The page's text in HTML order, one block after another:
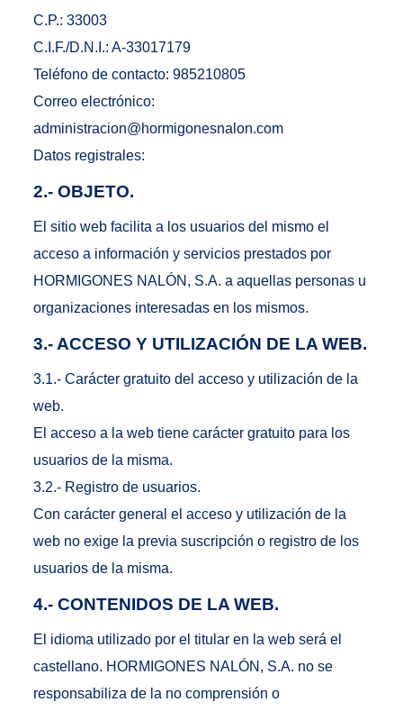
C.P.: 33003
C.I.F./D.N.I.: A-33017179
Teléfono de contacto: 985210805
Correo electrónico:
administracion@hormigonesnalon.com
Datos registrales:
2.- OBJETO.
El sitio web facilita a los usuarios del mismo el
acceso a información y servicios prestados por
HORMIGONES NALÓN, S.A. a aquellas personas u
organizaciones interesadas en los mismos.
3.- ACCESO Y UTILIZACIÓN DE LA WEB.
3.1.- Carácter gratuito del acceso y utilización de la
web.
El acceso a la web tiene carácter gratuito para los
usuarios de la misma.
3.2.- Registro de usuarios.
Con carácter general el acceso y utilización de la
web no exige la previa suscripción o registro de los
usuarios de la misma.
4.- CONTENIDOS DE LA WEB.
El idioma utilizado por el titular en la web será el
castellano. HORMIGONES NALÓN, S.A. no se
responsabiliza de la no comprensión o